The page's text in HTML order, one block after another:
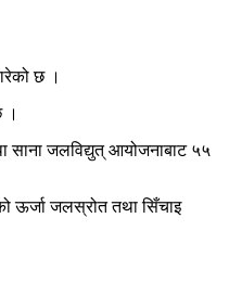
छ ।
।
साना जलविद्युत् आयोजनाबाट ५५
ऊर्जा जलस्रोत तथा सिँचाइ